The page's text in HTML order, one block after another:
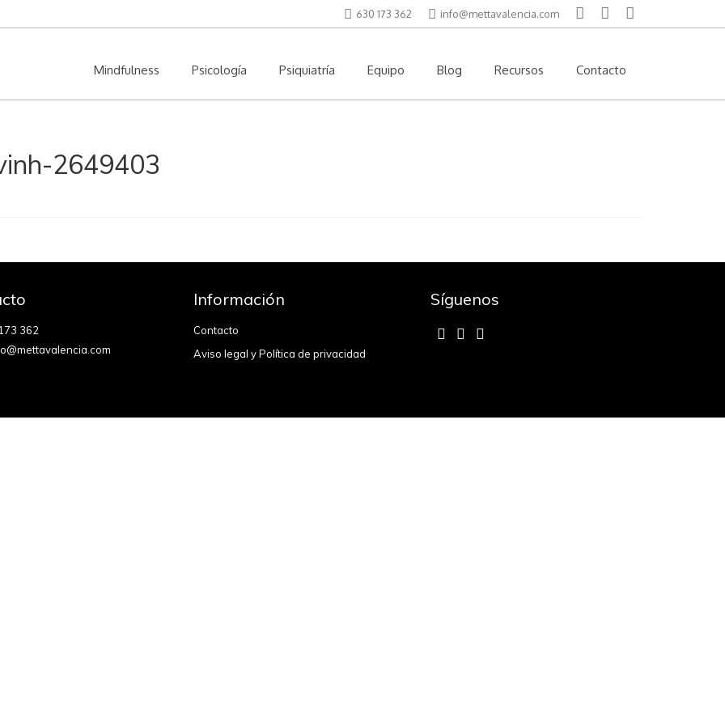
630 173 362 info@mettavalencia.com
Mindfulness Psicología Psiquiatría Equipo Blog Recursos Contacto
2649403
362
Información
Contacto
Aviso legal y Política de privacidad
Síguenos